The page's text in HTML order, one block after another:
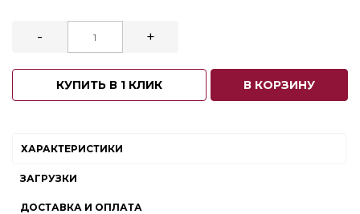
- +
КУПИТЬ В 1 КЛИК В КОРЗИНУ
ХАРАКТЕРИСТИКИ
ЗАГРУЗКИ
ДОСТАВКА И ОПЛАТА